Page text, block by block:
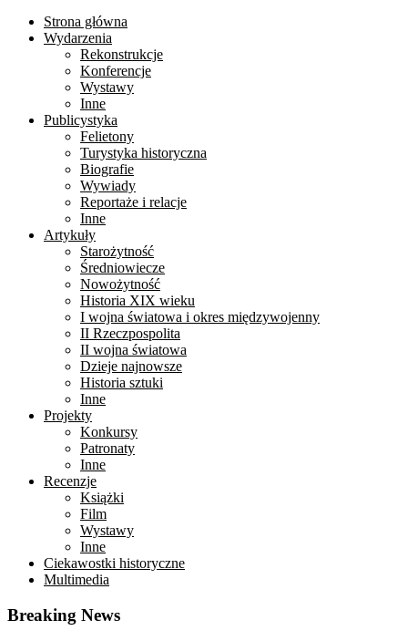
Strona główna
Wydarzenia
Rekonstrukcje
Konferencje
Wystawy
Inne
Publicystyka
Felietony
Turystyka historyczna
Biografie
Wywiady
Reportaże i relacje
Inne
Artykuły
Starożytność
Średniowiecze
Nowożytność
Historia XIX wieku
I wojna światowa i okres międzywojenny
II Rzeczpospolita
II wojna światowa
Dzieje najnowsze
Historia sztuki
Inne
Projekty
Konkursy
Patronaty
Inne
Recenzje
Książki
Film
Wystawy
Inne
Ciekawostki historyczne
Multimedia
Breaking News